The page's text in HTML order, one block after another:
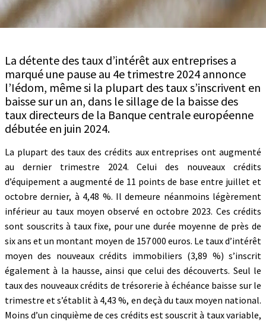
La détente des taux d’intérêt aux entreprises a
marqué une pause au 4e trimestre 2024 annonce
l’Iédom, même si la plupart des taux s’inscrivent en
baisse sur un an, dans le sillage de la baisse des
taux directeurs de la Banque centrale européenne
débutée en juin 2024.
La plupart des taux des crédits aux entreprises ont augmenté
au dernier trimestre 2024. Celui des nouveaux crédits
d’équipement a augmenté de 11 points de base entre juillet et
octobre dernier, à 4,48 %. Il demeure néanmoins légèrement
inférieur au taux moyen observé en octobre 2023. Ces crédits
sont souscrits à taux fixe, pour une durée moyenne de près de
six ans et un montant moyen de 157 000 euros. Le taux d’intérêt
moyen des nouveaux crédits immobiliers (3,89 %) s’inscrit
également à la hausse, ainsi que celui des découverts. Seul le
taux des nouveaux crédits de trésorerie à échéance baisse sur le
trimestre et s’établit à 4,43 %, en deçà du taux moyen national.
Moins d’un cinquième de ces crédits est souscrit à taux variable,